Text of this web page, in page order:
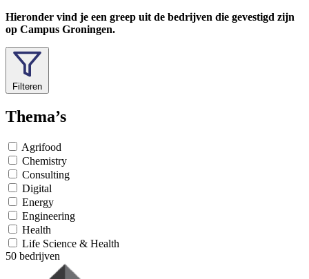
Hieronder vind je een greep uit de bedrijven die gevestigd zijn
op Campus Groningen.
Filteren
Thema’s
Agrifood
Chemistry
Consulting
Digital
Energy
Engineering
Health
Life Science & Health
50 bedrijven